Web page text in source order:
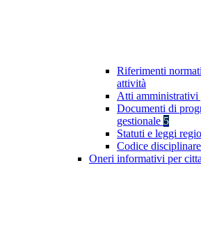
Riferimenti
attività
Atti amministrativi
Documenti di
gestionale 5
Statuti e leggi
Codice
Oneri informativi per